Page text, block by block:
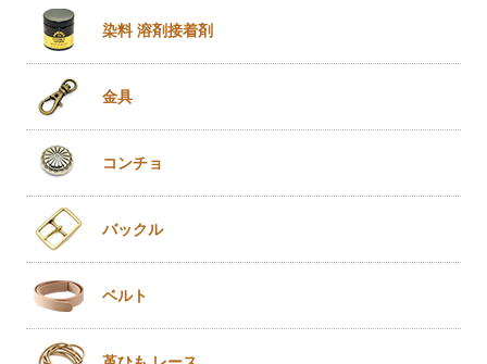
染料 溶剤接着剤
金具
コンチョ
バックル
ベルト